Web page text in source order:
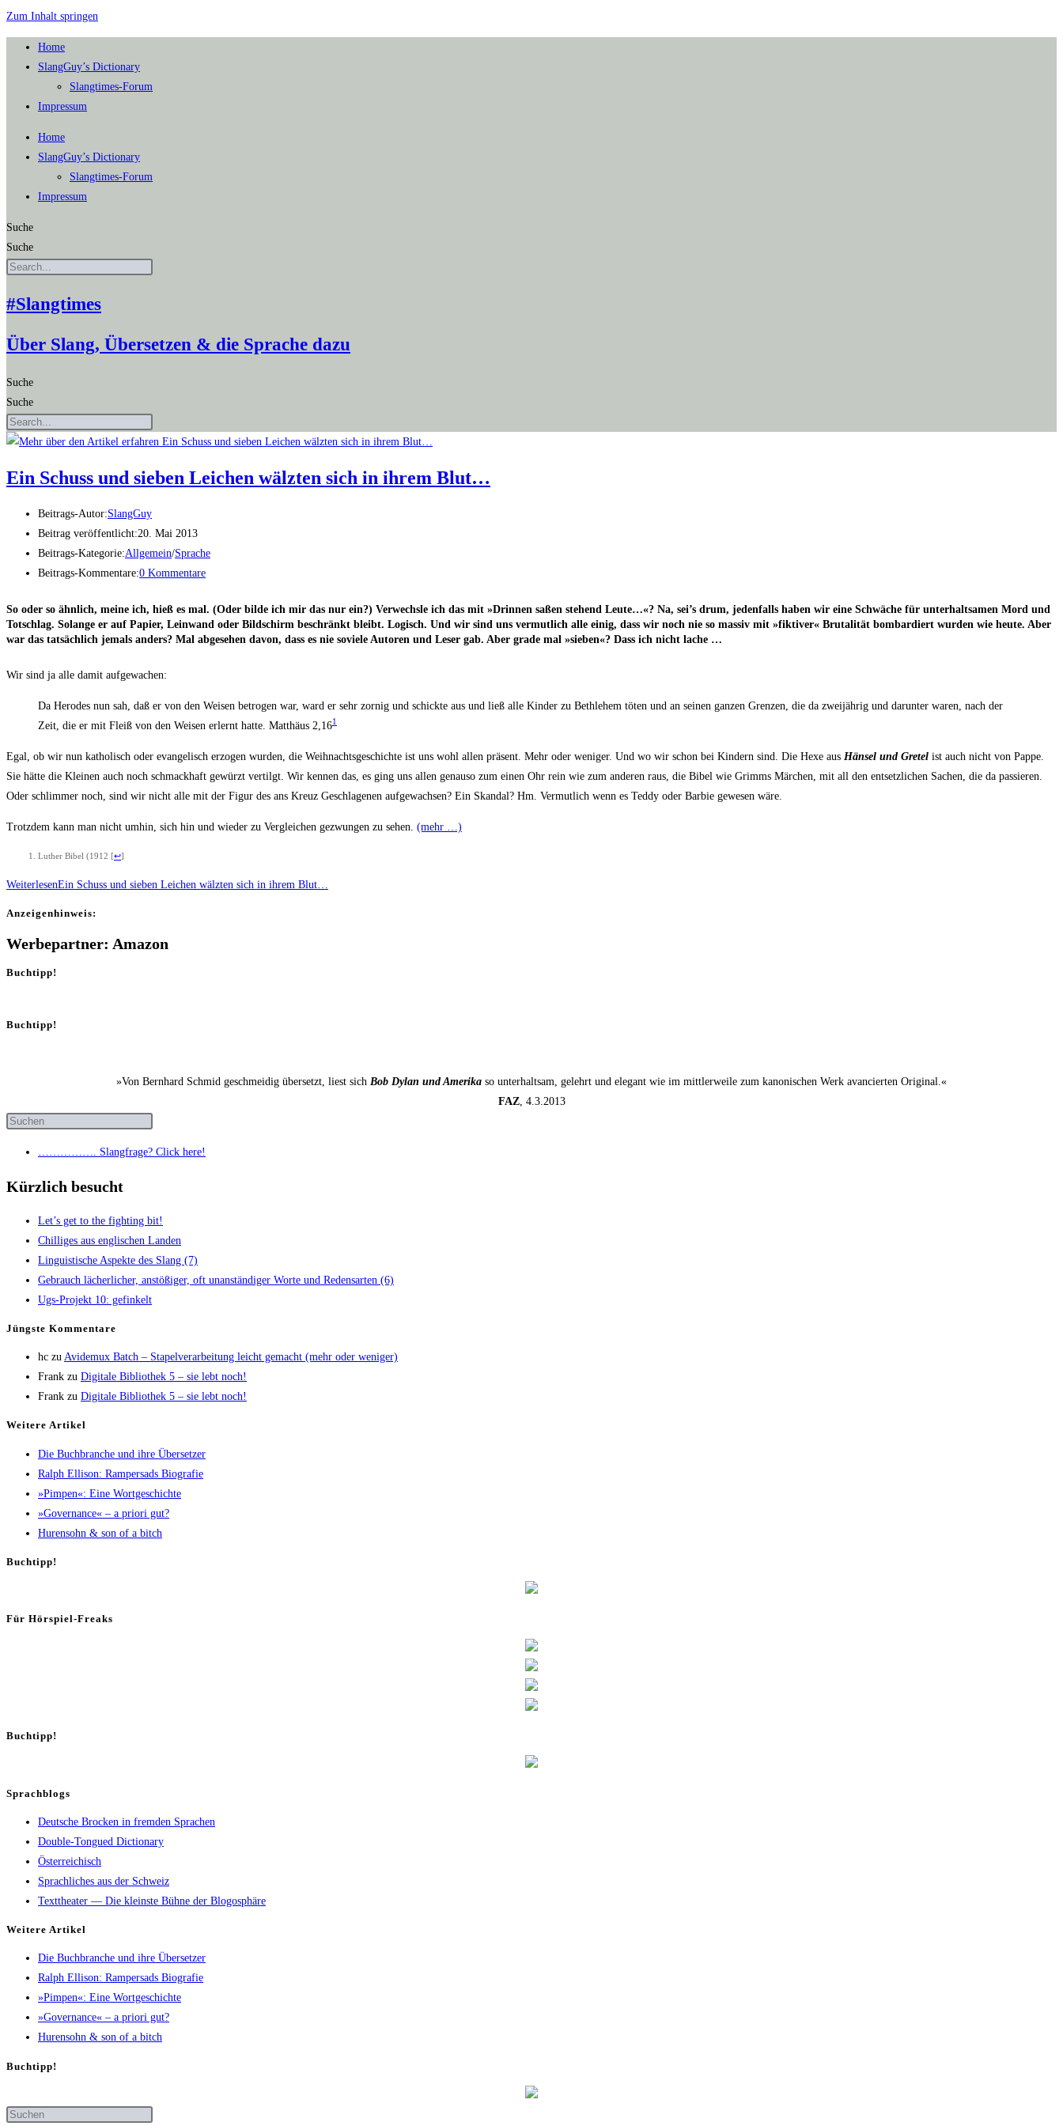
Zum Inhalt springen
Home
SlangGuy’s Dic­tion­a­ry
Slang­times-Forum
Impres­sum
Home
SlangGuy’s Dic­tion­a­ry
Slang­times-Forum
Impres­sum
Suche
Suche
#Slangtimes
Über Slang, Übersetzen & die Sprache dazu
Suche
Suche
Ein Schuss und sie­ben Lei­chen wälz­ten sich in ihrem Blut…
Beitrags-Autor:SlangGuy
Beitrag veröffentlicht:20. Mai 2013
Beitrags-Kategorie:Allgemein/Sprache
Beitrags-Kommentare:0 Kommentare
So oder so ähn­lich, mei­ne ich, hieß es mal. (Oder bil­de ich mir das nur ein?) Ver­wechs­le ich das mit »Drin­nen saßen ste­hend Leu­te…«? Na, sei’s drum, jeden­falls haben wir eine Schwä­che für unter­halt­sa­men Mord und
Tot­schlag. Solan­ge er auf Papier, Lein­wand oder Bild­schirm beschränkt bleibt. Logisch. Und wir sind uns ver­mut­lich alle einig, dass wir noch nie so mas­siv mit »fik­ti­ver« Bru­ta­li­tät bom­bar­diert wur­den wie heu­te. Aber
war das tat­säch­lich jemals anders? Mal abge­se­hen davon, dass es nie sovie­le Autoren und Leser gab. Aber gra­de mal »sie­ben«? Dass ich nicht lache …
Wir sind ja alle damit aufgewachen:
Da Hero­des nun sah, daß er von den Wei­sen betro­gen war, ward er sehr zor­nig und schick­te aus und ließ alle Kin­der zu Beth­le­hem töten und an sei­nen gan­zen Gren­zen, die da zwei­jäh­rig und dar­un­ter waren, nach der
Zeit, die er mit Fleiß von den Wei­sen erlernt hat­te. Mat­thä­us 2,161
Egal, ob wir nun katho­lisch oder evan­ge­lisch erzo­gen wur­den, die Weih­nachts­ge­schich­te ist uns wohl allen prä­sent. Mehr oder weni­ger. Und wo wir schon bei Kin­dern sind. Die Hexe aus Hän­sel und Gre­tel ist auch nicht von Pap­pe.
Sie hät­te die Klei­nen auch noch schmack­haft gewürzt ver­tilgt. Wir ken­nen das, es ging uns allen genau­so zum einen Ohr rein wie zum ande­ren raus, die Bibel wie Grimms Mär­chen, mit all den ent­setz­li­chen Sachen, die da pas­sie­ren.
Oder schlim­mer noch, sind wir nicht alle mit der Figur des ans Kreuz Geschla­ge­nen auf­ge­wach­sen? Ein Skan­dal? Hm. Ver­mut­lich wenn es Ted­dy oder Bar­bie gewe­sen wäre.
Trotz­dem kann man nicht umhin, sich hin und wie­der zu Ver­glei­chen gezwun­gen zu sehen. (mehr …)
Luther Bibel (1912 [↩]
WeiterlesenEin Schuss und sie­ben Lei­chen wälz­ten sich in ihrem Blut…
Anzei­gen­hin­weis:
Werbepartner: Amazon
Buchtipp!
Buchtipp!
»Von Bernhard Schmid geschmeidig übersetzt, liest sich Bob Dylan und Amerika so unterhaltsam, gelehrt und elegant wie im mittlerweile zum kanonischen Werk avancierten Original.«
FAZ, 4.3.2013
……………. Slang­fra­ge? Click here!
Kürzlich besucht
Let’s get to the fight­ing bit!
Chil­li­ges aus eng­li­schen Landen
Lin­gu­is­ti­sche Aspek­te des Slang (7)
Gebrauch lächer­li­cher, anstö­ßi­ger, oft unan­stän­di­ger Wor­te und Redens­ar­ten (6)
Ugs-Pro­jekt 10: gefinkelt
Jüngs­te Kommentare
hc zu Avi­de­mux Batch – Sta­pel­ver­ar­bei­tung leicht gemacht (mehr oder weniger)
Frank zu Digi­ta­le Biblio­thek 5 – sie lebt noch!
Frank zu Digi­ta­le Biblio­thek 5 – sie lebt noch!
Wei­te­re Artikel
Die Buch­bran­che und ihre Übersetzer
Ralph Elli­son: Ram­pers­ads Biografie
»Pim­pen«: Eine Wortgeschichte
»Gover­nan­ce« – a prio­ri gut?
Huren­sohn & son of a bitch
Buch­tipp!
Für Hör­spiel-Freaks
Buch­tipp!
Sprachblogs
Deutsche Brocken in fremden Sprachen
Double-Tongued Dictionary
Österreichisch
Sprachliches aus der Schweiz
Texttheater — Die kleinste Bühne der Blogosphäre
Wei­te­re Artikel
Die Buch­bran­che und ihre Übersetzer
Ralph Elli­son: Ram­pers­ads Biografie
»Pim­pen«: Eine Wortgeschichte
»Gover­nan­ce« – a prio­ri gut?
Huren­sohn & son of a bitch
Buch­tipp!